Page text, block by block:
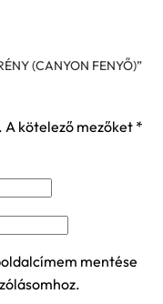
(CANYON FENYŐ)”
A kötelező mezőket *
mentése